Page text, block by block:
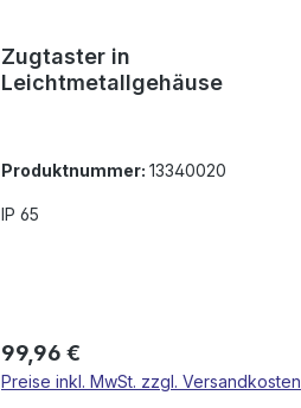
Zugtaster in
Leichtmetallgehäuse
Produktnummer: 13340020
IP 65
Regulärer Preis:
99,96 €
Preise inkl. MwSt. zzgl. Versandkosten